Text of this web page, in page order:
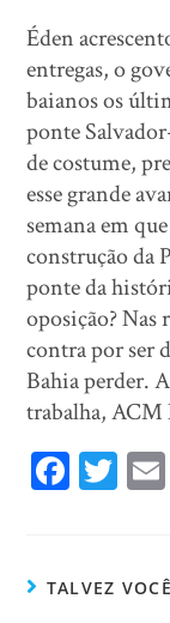
Éden
entregas, o
baianos os
ponte
de costume,
esse grande
semana em
construção da
ponte da
oposição? Nas
contra por ser
Bahia perder.
trabalha, ACM
Fa
ok
T
er
TALVEZ